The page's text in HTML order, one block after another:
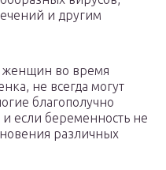
и другим
женщин во время
не всегда могут
благополучно
если беременность не
различных